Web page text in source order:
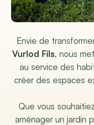
Envie de
Vurlod Fils, nous
au service des
créer des espaces
Que vous
aménager un jardin